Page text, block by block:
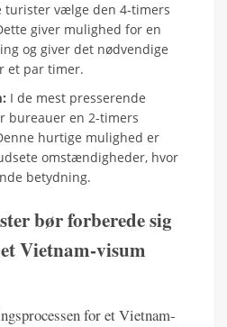
turister vælge den 4-timers
giver mulighed for en
og giver det nødvendige
et par timer.
I de mest presserende
en 2-timers
hurtige mulighed er
omstændigheder, hvor
betydning.
bør forberede sig
Vietnam-visum
for et Vietnam-